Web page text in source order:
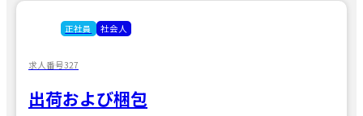
正社員 社会人
求人番号327
出荷および梱包